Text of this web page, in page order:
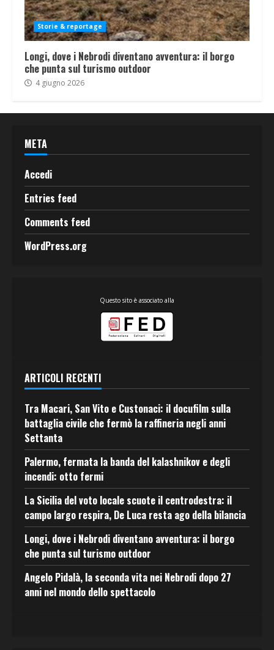
Storie & reportage
Longi, dove i Nebrodi diventano avventura: il borgo
che punta sul turismo outdoor
4 giugno 2026
META
Accedi
Entries feed
Comments feed
WordPress.org
Questo sito è associato alla
ARTICOLI RECENTI
Tra Macari, San Vito e Custonaci: il docufilm sulla
battaglia civile che fermò la raffineria negli anni
Settanta
Palermo, fermata la banda del kalashnikov e degli
incendi: otto fermi
La Sicilia del voto locale scuote il centrodestra: il
campo largo respira, De Luca resta ago della bilancia
Longi, dove i Nebrodi diventano avventura: il borgo
che punta sul turismo outdoor
Angelo Pidalà, la seconda vita nei Nebrodi dopo 27
anni nel mondo dello spettacolo